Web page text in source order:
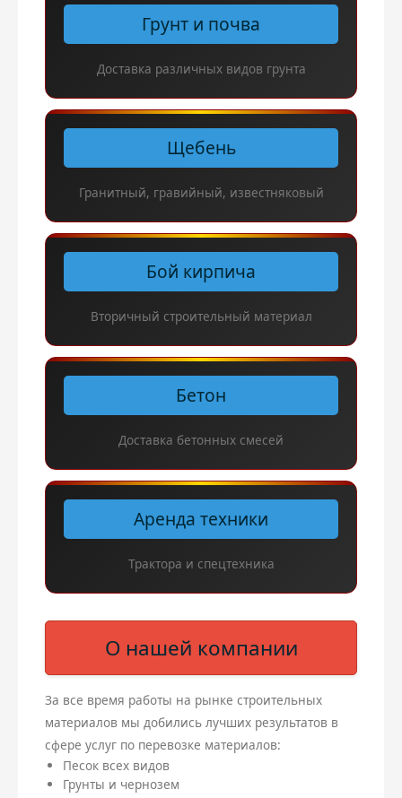
Грунт и почва
Доставка различных видов грунта
Щебень
Гранитный, гравийный, известняковый
Бой кирпича
Вторичный строительный материал
Бетон
Доставка бетонных смесей
Аренда техники
Трактора и спецтехника
О нашей компании
За все время работы на рынке строительных
материалов мы добились лучших результатов в
сфере услуг по перевозке материалов:
Песок всех видов
Грунты и чернозем